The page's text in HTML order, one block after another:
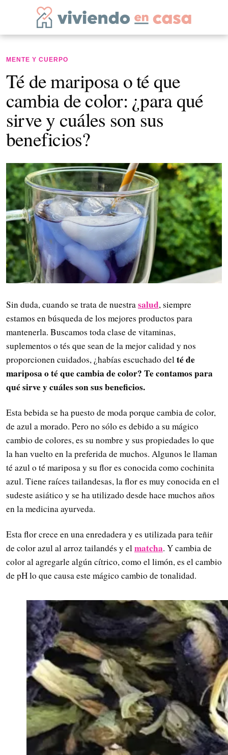
MENTE Y CUERPO
Té de mariposa o té que
cambia de color: ¿para qué
sirve y cuáles son sus
beneficios?
Sin duda, cuando se trata de nuestrasalud, siempre
estamos en búsqueda de los mejores productos para
mantenerla. Buscamos toda clase de vitaminas,
suplementos o tés que sean de la mejor calidad y nos
proporcionen cuidados, ¿habías escuchado del té de
mariposa o té que cambia de color? Te contamos para
qué sirve y cuáles son sus beneficios.
Esta bebida se ha puesto de moda porque cambia de color,
de azul a morado. Pero no sólo es debido a su mágico
cambio de colores, es su nombre y sus propiedades lo que
la han vuelto en la preferida de muchos. Algunos le llaman
té azul o té mariposa y su flor es conocida como cochinita
azul. Tiene raíces tailandesas, la flor es muy conocida en el
sudeste asiático y se ha utilizado desde hace muchos años
en la medicina ayurveda.
Esta flor crece en una enredadera y es utilizada para teñir
de color azul al arroz tailandés y elmatcha. Y cambia de
color al agregarle algún cítrico, como el limón, es el cambio
de pH lo que causa este mágico cambio de tonalidad.